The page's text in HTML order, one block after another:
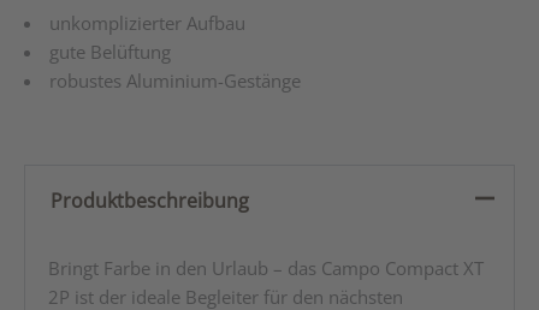
unkomplizierter Aufbau
gute Belüftung
robustes Aluminium-Gestänge
Produktbeschreibung
Bringt Farbe in den Urlaub – das Campo Compact XT
2P ist der ideale Begleiter für den nächsten